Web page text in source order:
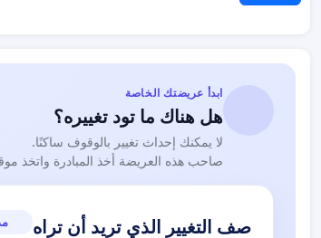
ابدأ عريضتك الخاصة
هل هناك ما تود تغييره؟
لا يمكنك إحداث تغيير بالوقوف ساكنًا.
صاحب هذه العريضة أخذ المبادرة واتخذ
صف التغيير الذي تريد أن تراه